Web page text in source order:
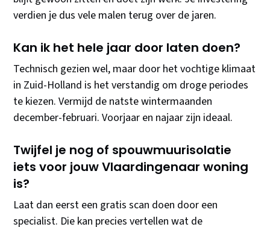
verdien je dus vele malen terug over de jaren.
Kan ik het hele jaar door laten doen?
Technisch gezien wel, maar door het vochtige klimaat
in Zuid-Holland is het verstandig om droge periodes
te kiezen. Vermijd de natste wintermaanden
december-februari. Voorjaar en najaar zijn ideaal.
Twijfel je nog of spouwmuurisolatie
iets voor jouw Vlaardingenaar woning
is?
Laat dan eerst een gratis scan doen door een
specialist. Die kan precies vertellen wat de